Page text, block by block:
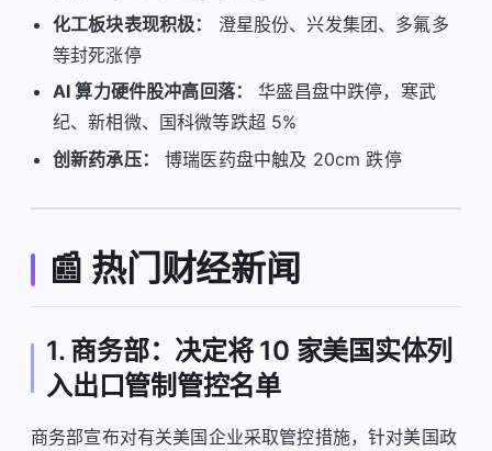
化工板块表现积极：
澄星股份、兴发集团、多氟多
等封死涨停
AI 算力硬件股冲高回落：
华盛昌盘中跌停，寒武
纪、新相微、国科微等跌超 5%
创新药承压：
博瑞医药盘中触及 20cm 跌停
📰 热门财经新闻
1. 商务部：决定将 10 家美国实体列
入出口管制管控名单
商务部宣布对有关美国企业采取管控措施，针对美国政